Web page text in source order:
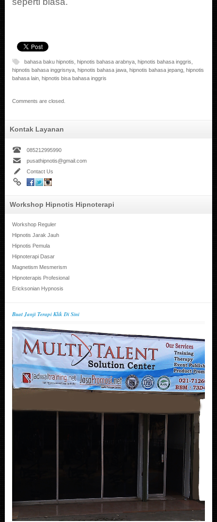
bahasa baku hipnotis hipnotis bahasa arabnya hipnotis bahasa inggris
hipnotis bahasa inggrisnya hipnotis bahasa jawa hipnotis bahasa jepang hipnotis
bahasa lain hipnotis bisa bahasa inggris
Comments are closed.
Kontak Layanan
085212995990
pusathipnotis@gmail.com
Contact Us
Workshop Hipnotis Hipnoterapi
Workshop Reguler
Hipnotis Jarak Jauh
Hipnotis Pemula
Hipnoterapi Dasar
Magnetism Mesmerism
Hipnoterapis Profesional
Ericksonian Hypnosis
Buat Janji Terapi Klik Di Sini